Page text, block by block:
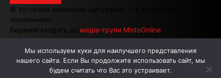
© Усі права захищено. Цитування — з активним
посиланням.
Видання входить до медіа-групи MistoOnline
АВТОРИ РЕКЛАМА НА САЙТІ
Мы используем куки для наилучшего представления
нашего сайта. Если Вы продолжите использовать сайт, мы
будем считать что Вас это устраивает.